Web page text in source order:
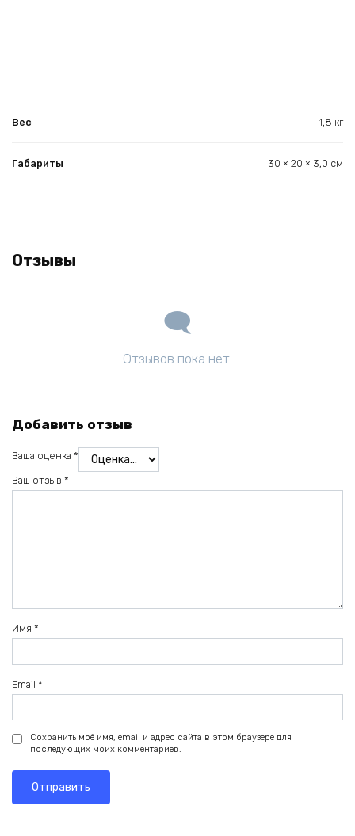
Вес 1,8 кг
Габариты 30 × 20 × 3,0 см
Отзывы
Отзывов пока нет.
Добавить отзыв
Ваша оценка *
Ваш отзыв *
Имя *
Email *
Сохранить моё имя, email и адрес сайта в этом браузере для
последующих моих комментариев.